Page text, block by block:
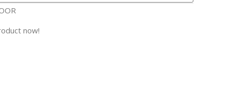
now!